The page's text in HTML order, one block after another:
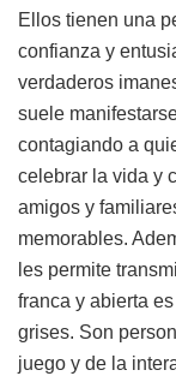
Ellos tienen una
confianza y
verdaderos
suele
contagiando a
celebrar la vida y
amigos y
memorables.
les permite
franca y abierta
grises. Son
juego y de la